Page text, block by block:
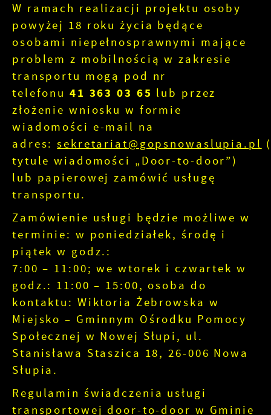
W ramach realizacji projektu osoby
powyżej 18 roku życia będące
osobami niepełnosprawnymi mające
problem z mobilnością w zakresie
transportu mogą pod nr
telefonu 41 363 03 65 lub przez
złożenie wniosku w formie
wiadomości e-mail na
adres: sekretariat@gopsnowaslupia.pl
tytule wiadomości „Door-to-door”)
lub papierowej zamówić usługę
transportu.
Zamówienie usługi będzie możliwe w
terminie: w poniedziałek, środę i
piątek w godz.:
7:00 – 11:00; we wtorek i czwartek w
godz.: 11:00 – 15:00, osoba do
kontaktu: Wiktoria Żebrowska w
Miejsko – Gminnym Ośrodku Pomocy
Społecznej w Nowej Słupi, ul.
Stanisława Staszica 18, 26-006 Nowa
Słupia.
Regulamin świadczenia usługi
transportowej door-to-door w Gminie